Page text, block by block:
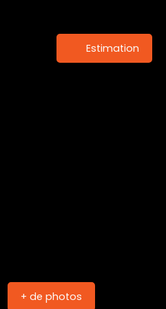
Estimation
+ de photos